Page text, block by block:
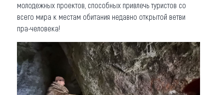
молодежных проектов, способных привлечь туристов со
всего мира к местам обитания недавно открытой ветви
пра-человека!